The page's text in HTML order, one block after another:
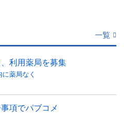
一覧
利用薬局を募集
薬局なく
項でパブコメ